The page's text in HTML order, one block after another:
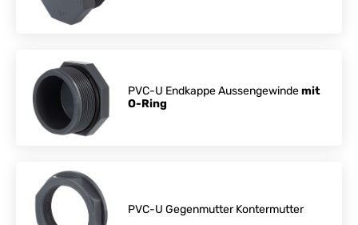
PVC-U Endkappe Aussengewindemit
O-Ring
PVC-U Gegenmutter Kontermutter